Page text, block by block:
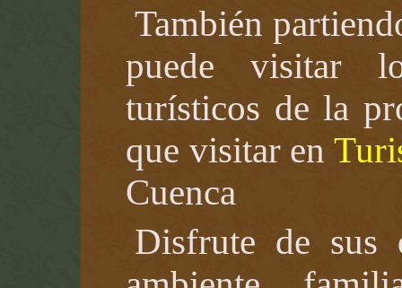
También
puede visitar
turísticos de la
que visitar en
Cuenca
Disfrute de sus